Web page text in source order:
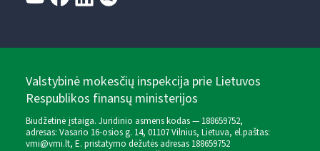
Valstybinė mokesčių inspekcija prie Lietuvos
Respublikos finansų ministerijos
Biudžetinė įstaiga. Juridinio asmens kodas — 188659752,
adresas: Vasario 16-osios g. 14, 01107 Vilnius, Lietuva, el.paštas:
vmi@vmi.lt, E. pristatymo dėžutės adresas 188659752